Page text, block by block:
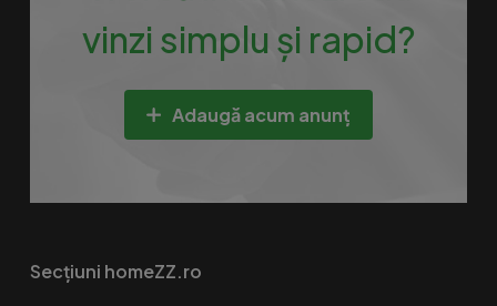
vinzi simplu și rapid?
Adaugă acum anunț
Secțiuni homeZZ.ro